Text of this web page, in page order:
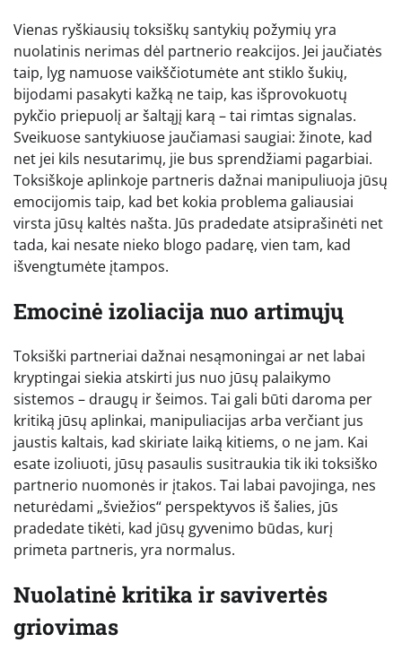
Vienas ryškiausių toksiškų santykių požymių yra
nuolatinis nerimas dėl partnerio reakcijos. Jei jaučiatės
taip, lyg namuose vaikščiotumėte ant stiklo šukių,
bijodami pasakyti kažką ne taip, kas išprovokuotų
pykčio priepuolį ar šaltąjį karą – tai rimtas signalas.
Sveikuose santykiuose jaučiamasi saugiai: žinote, kad
net jei kils nesutarimų, jie bus sprendžiami pagarbiai.
Toksiškoje aplinkoje partneris dažnai manipuliuoja jūsų
emocijomis taip, kad bet kokia problema galiausiai
virsta jūsų kaltės našta. Jūs pradedate atsiprašinėti net
tada, kai nesate nieko blogo padarę, vien tam, kad
išvengtumėte įtampos.
Emocinė izoliacija nuo artimųjų
Toksiški partneriai dažnai nesąmoningai ar net labai
kryptingai siekia atskirti jus nuo jūsų palaikymo
sistemos – draugų ir šeimos. Tai gali būti daroma per
kritiką jūsų aplinkai, manipuliacijas arba verčiant jus
jaustis kaltais, kad skiriate laiką kitiems, o ne jam. Kai
esate izoliuoti, jūsų pasaulis susitraukia tik iki toksiško
partnerio nuomonės ir įtakos. Tai labai pavojinga, nes
neturėdami „šviežios“ perspektyvos iš šalies, jūs
pradedate tikėti, kad jūsų gyvenimo būdas, kurį
primeta partneris, yra normalus.
Nuolatinė kritika ir savivertės
griovimas